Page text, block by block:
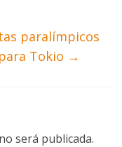
paralímpicos
Tokio →
será publicada.